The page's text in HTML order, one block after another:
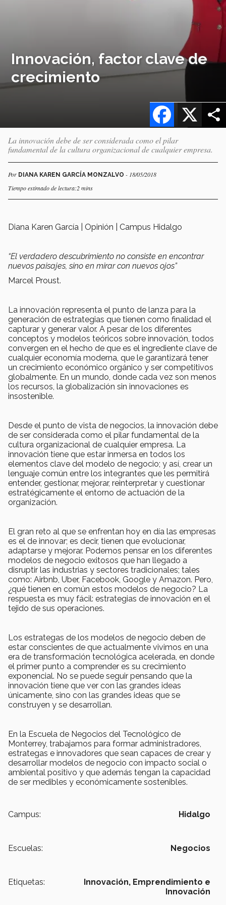
Innovación, factor clave de
crecimiento
X
Facebook
La innovación debe de ser considerada como el pilar
fundamental de la cultura organizacional de cualquier empresa.
Por DIANA KAREN GARCÍA MONZALVO - 18/05/2018
Tiempo estimado de lectura:2 mins
Diana Karen García | Opinión | Campus Hidalgo
“El verdadero descubrimiento no consiste en encontrar
nuevos paisajes, sino en mirar con nuevos ojos”
Marcel Proust.
La innovación representa el punto de lanza para la
generación de estrategias que tienen como finalidad el
capturar y generar valor. A pesar de los diferentes
conceptos y modelos teóricos sobre innovación, todos
convergen en el hecho de que es el ingrediente clave de
cualquier economía moderna, que le garantizará tener
un crecimiento económico orgánico y ser competitivos
globalmente. En un mundo, donde cada vez son menos
los recursos, la globalización sin innovaciones es
insostenible.
Desde el punto de vista de negocios, la innovación debe
de ser considerada como el pilar fundamental de la
cultura organizacional de cualquier empresa. La
innovación tiene que estar inmersa en todos los
elementos clave del modelo de negocio; y así, crear un
lenguaje común entre los integrantes que les permitirá
entender, gestionar, mejorar, reinterpretar y cuestionar
estratégicamente el entorno de actuación de la
organización.
El gran reto al que se enfrentan hoy en día las empresas
es el de innovar; es decir, tienen que evolucionar,
adaptarse y mejorar. Podemos pensar en los diferentes
modelos de negocio exitosos que han llegado a
disruptir las industrias y sectores tradicionales; tales
como: Airbnb, Uber, Facebook, Google y Amazon. Pero,
¿qué tienen en común estos modelos de negocio? La
respuesta es muy fácil: estrategias de innovación en el
tejido de sus operaciones.
Los estrategas de los modelos de negocio deben de
estar conscientes de que actualmente vivimos en una
era de transformación tecnológica acelerada, en donde
el primer punto a comprender es su crecimiento
exponencial. No se puede seguir pensando que la
innovación tiene que ver con las grandes ideas
únicamente, sino con las grandes ideas que se
construyen y se desarrollan.
En la Escuela de Negocios del Tecnológico de
Monterrey, trabajamos para formar administradores,
estrategas e innovadores que sean capaces de crear y
desarrollar modelos de negocio con impacto social o
ambiental positivo y que además tengan la capacidad
de ser medibles y económicamente sostenibles.
Campus: Hidalgo
Escuelas: Negocios
Etiquetas: Innovación, Emprendimiento e
Innovación